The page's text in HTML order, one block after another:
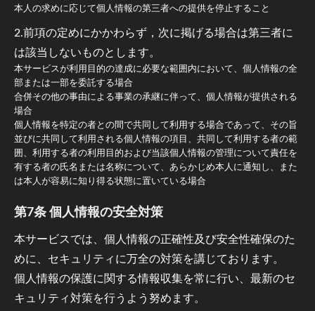
本人の求めに応じて個人情報の第三者への提供を停止すること
2.前項の定めにかかわらず，次に掲げる場合は第三者に
は該当しないものとします。
本サービスが利用目的の達成に必要な範囲内において、個人情報の全
部または一部を委託する場合
合併その他の事由による事業の承継に伴って、個人情報が提供される
場合
個人情報を特定の者との間で共同して利用する場合であって、その旨
並びに共同して利用される個人情報の項目、共同して利用する者の範
囲、利用する者の利用目的および当該個人情報の管理について責任を
有する者の氏名または名称について、あらかじめ本人に通知し、また
は本人が容易に知り得る状態に置いている場合
第7条 個人情報の安全対策
本サービスでは、個人情報の正確性及び安全性確保のた
めに、セキュリティに万全の対策を講じております。
個人情報の保護に関する情報収集を常に行い、最新のセ
キュリティ対策を行うよう努めます。